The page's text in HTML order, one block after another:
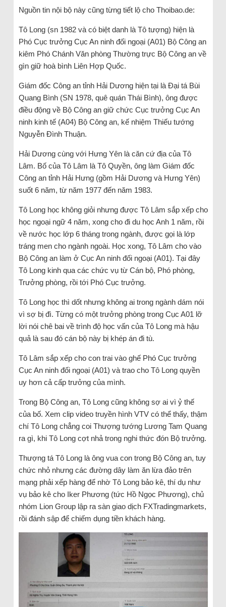
Nguồn tin nội bộ này cũng từng tiết lộ cho Thoibao.de:
Tô Long (sn 1982 và có biệt danh là Tô tượng) hiện là
Phó Cục trưởng Cục An ninh đối ngoại (A01) Bộ Công an
kiêm Phó Chánh Văn phòng Thường trực Bộ Công an về
gìn giữ hoà bình Liên Hợp Quốc.
Giám đốc Công an tỉnh Hải Dương hiện tại là Đại tá Bùi
Quang Bình (SN 1978, quê quán Thái Bình), ông được
điều động về Bộ Công an giữ chức Cục trưởng Cục An
ninh kinh tế (A04) Bộ Công an, kế nhiệm Thiếu tướng
Nguyễn Đình Thuận.
Hải Dương cùng với Hưng Yên là căn cứ địa của Tô
Lâm. Bố của Tô Lâm là Tô Quyền, ông làm Giám đốc
Công an tỉnh Hải Hưng (gồm Hải Dương và Hưng Yên)
suốt 6 năm, từ năm 1977 đến năm 1983.
Tô Long học không giỏi nhưng được Tô Lâm sắp xếp cho
học ngoại ngữ 4 năm, xong cho đi du học Anh 1 năm, rồi
về nước học lớp 6 tháng trong ngành, được gọi là lớp
tráng men cho ngành ngoài. Học xong, Tô Lâm cho vào
Bộ Công an làm ở Cục An ninh đối ngoại (A01). Tại đây
Tô Long kinh qua các chức vụ từ Cán bộ, Phó phòng,
Trưởng phòng, rồi tới Phó Cục trưởng.
Tô Long học thì dốt nhưng không ai trong ngành dám nói
vì sợ bị đì. Từng có một trưởng phòng trong Cục A01 lỡ
lời nói chê bai về trình độ học vấn của Tô Long mà hậu
quả là sau đó cán bộ này bị khép án đi tù.
Tô Lâm sắp xếp cho con trai vào ghế Phó Cục trưởng
Cục An ninh đối ngoại (A01) và trao cho Tô Long quyền
uy hơn cả cấp trưởng của mình.
Trong Bộ Công an, Tô Long cũng không sợ ai vì ỷ thế
của bố. Xem clip video truyền hình VTV có thể thấy, thậm
chí Tô Long chẳng coi Thượng tướng Lương Tam Quang
ra gì, khi Tô Long cợt nhả trong nghi thức đón Bộ trưởng.
Thượng tá Tô Long là ông vua con trong Bộ Công an, tuy
chức nhỏ nhưng các đường dây làm ăn lừa đảo trên
mạng phải xếp hàng để nhờ Tô Long bảo kê, thí dụ như
vụ bảo kê cho Iker Phương (tức Hồ Ngọc Phương), chủ
nhóm Lion Group lập ra sàn giao dịch FXTradingmarkets,
rồi đánh sập để chiếm dụng tiền khách hàng.